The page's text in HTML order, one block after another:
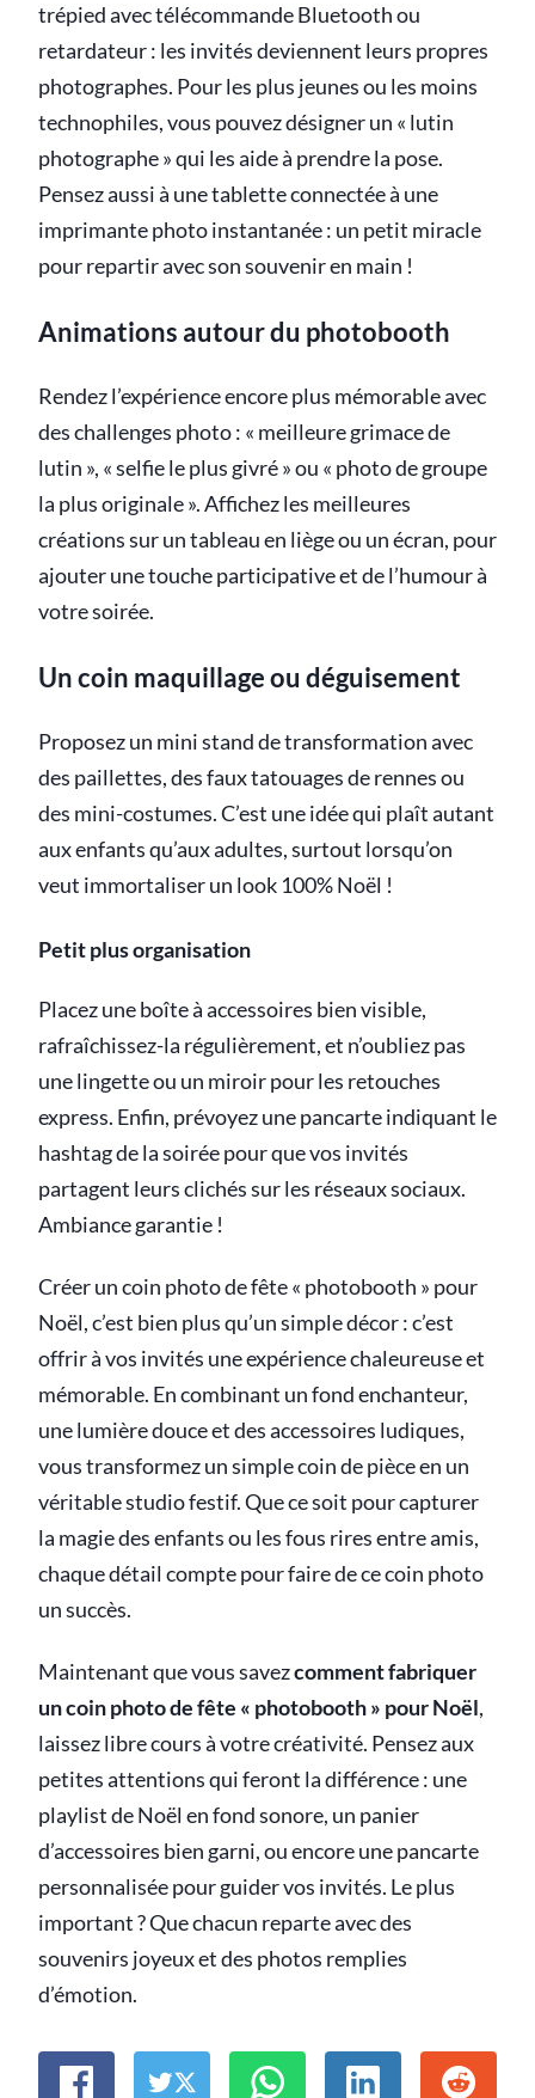
trépied avec télécommande Bluetooth ou
retardateur : les invités deviennent leurs propres
photographes. Pour les plus jeunes ou les moins
technophiles, vous pouvez désigner un « lutin
photographe » qui les aide à prendre la pose.
Pensez aussi à une tablette connectée à une
imprimante photo instantanée : un petit miracle
pour repartir avec son souvenir en main !
Animations autour du photobooth
Rendez l’expérience encore plus mémorable avec
des challenges photo : « meilleure grimace de
lutin », « selfie le plus givré » ou « photo de groupe
la plus originale ». Affichez les meilleures
créations sur un tableau en liège ou un écran, pour
ajouter une touche participative et de l’humour à
votre soirée.
Un coin maquillage ou déguisement
Proposez un mini stand de transformation avec
des paillettes, des faux tatouages de rennes ou
des mini-costumes. C’est une idée qui plaît autant
aux enfants qu’aux adultes, surtout lorsqu’on
veut immortaliser un look 100% Noël !
Petit plus organisation
Placez une boîte à accessoires bien visible,
rafraîchissez-la régulièrement, et n’oubliez pas
une lingette ou un miroir pour les retouches
express. Enfin, prévoyez une pancarte indiquant le
hashtag de la soirée pour que vos invités
partagent leurs clichés sur les réseaux sociaux.
Ambiance garantie !
Créer un coin photo de fête « photobooth » pour
Noël, c’est bien plus qu’un simple décor : c’est
offrir à vos invités une expérience chaleureuse et
mémorable. En combinant un fond enchanteur,
une lumière douce et des accessoires ludiques,
vous transformez un simple coin de pièce en un
véritable studio festif. Que ce soit pour capturer
la magie des enfants ou les fous rires entre amis,
chaque détail compte pour faire de ce coin photo
un succès.
Maintenant que vous savezcomment fabriquer
un coin photo de fête « photobooth » pour Noël,
laissez libre cours à votre créativité. Pensez aux
petites attentions qui feront la différence : une
playlist de Noël en fond sonore, un panier
d’accessoires bien garni, ou encore une pancarte
personnalisée pour guider vos invités. Le plus
important ? Que chacun reparte avec des
souvenirs joyeux et des photos remplies
d’émotion.